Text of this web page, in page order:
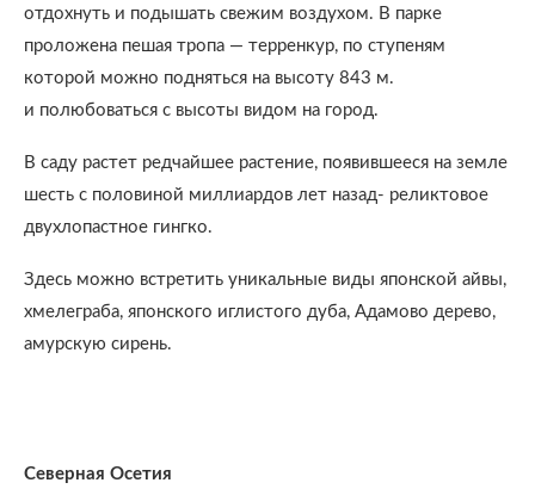
отдохнуть и подышать свежим воздухом. В парке
проложена пешая тропа — терренкур, по ступеням
которой можно подняться на высоту 843 м.
и полюбоваться с высоты видом на город.
В саду растет редчайшее растение, появившееся на земле
шесть с половиной миллиардов лет назад- реликтовое
двухлопастное гингко.
Здесь можно встретить уникальные виды японской айвы,
хмелеграба, японского иглистого дуба, Адамово дерево,
амурскую сирень.
Северная Осетия